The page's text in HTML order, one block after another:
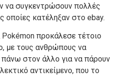
να συγκεντρώσουν πολλές
οποίες κατέληξαν στο ebay.
Pokémon προκάλεσε τέτοιο
, με τους ανθρώπους να
πάνω στον άλλο για να πάρουν
αντικείμενο, που το